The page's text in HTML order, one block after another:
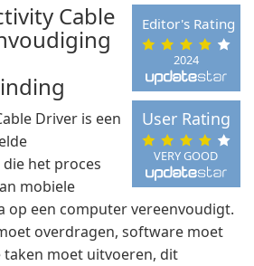
2024
Editor's Rating
VERY GOOD
User Rating
Cable
Driver is een
het proces
mobiele
op een computer vereenvoudigt.
overdragen, software moet
moet uitvoeren, dit